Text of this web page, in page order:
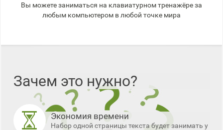
Вы можете заниматься на клавиатурном тренажёре за
любым компьютером в любой точке мира
Зачем это нужно?
Экономия времени
Набор одной страницы текста будет занимать у